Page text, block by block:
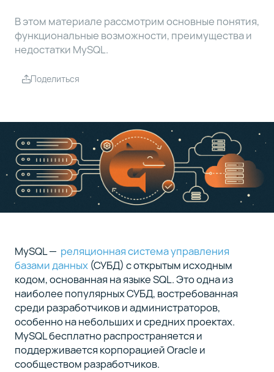
3
Основные
функции
MySQL
Преимущества
5
Недостатки
MySQL
6
Отличия
MySQL
от
7
Что
предлагает
Selectel
Поделиться
В этом материале рассмотрим основные понятия,
функциональные возможности, преимущества и
недостатки MySQL.
MySQL — реляционная система управления
базами данных(СУБД) с открытым исходным
кодом, основанная на языке SQL. Это одна из
наиболее популярных СУБД, востребованная
среди разработчиков и администраторов,
особенно на небольших и средних проектах.
MySQL бесплатно распространяется и
поддерживается корпорацией Oracle и
сообществом разработчиков.